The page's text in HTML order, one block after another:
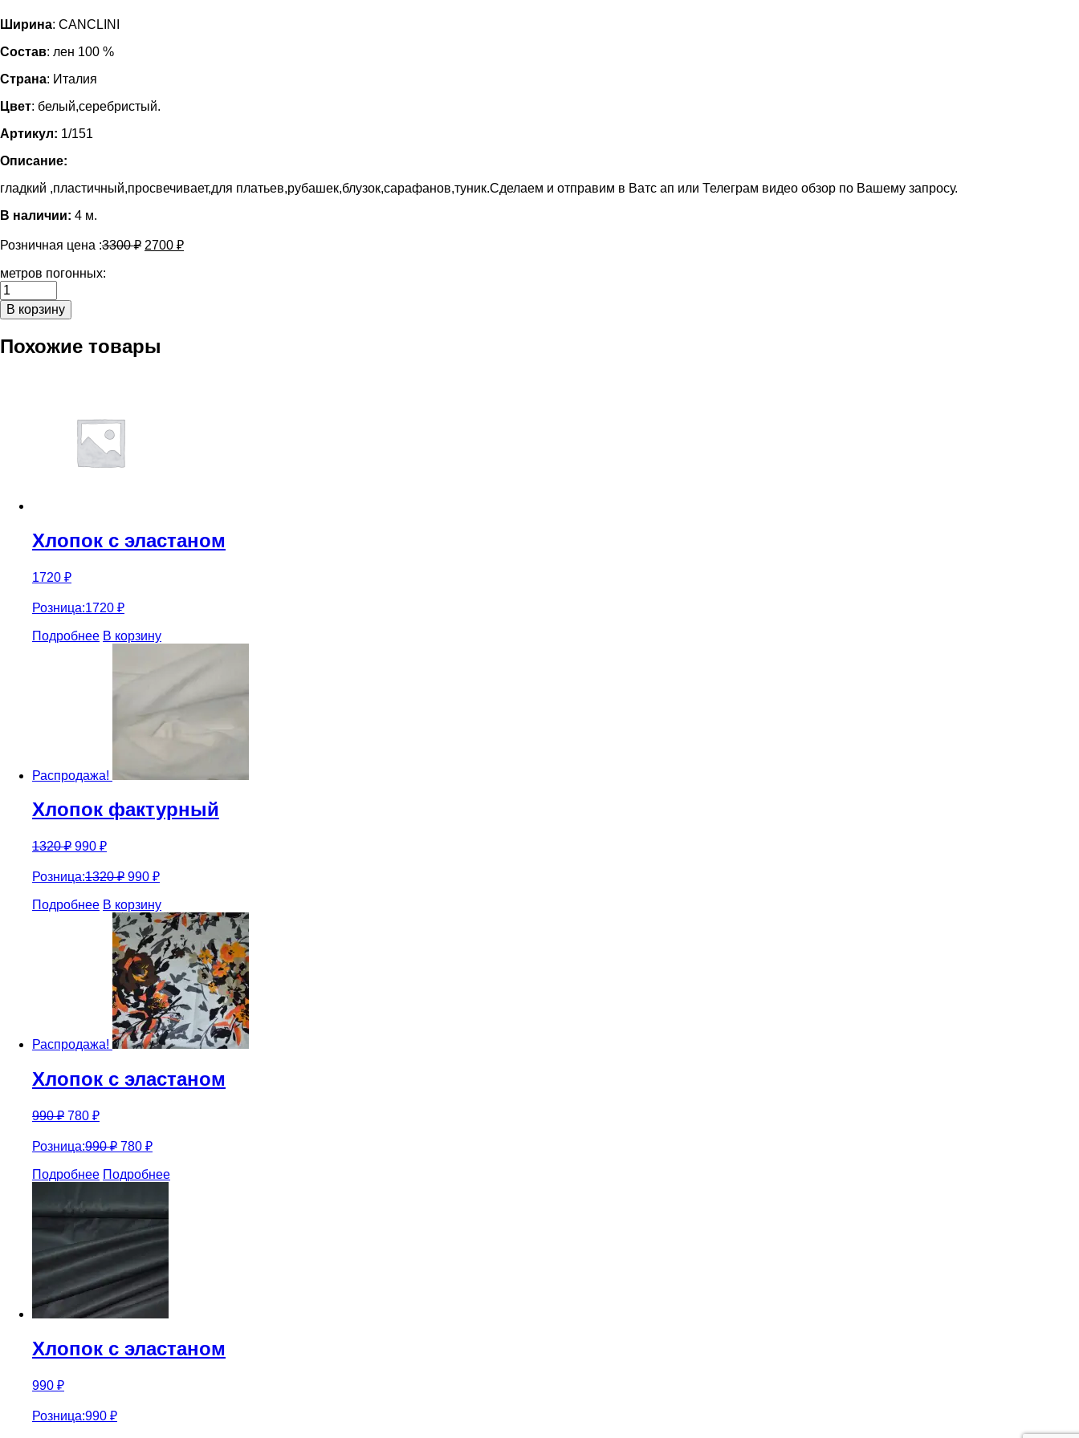
Ширина: CANCLINI
Состав: лен 100 %
Страна: Италия
Цвет: белый,серебристый.
Артикул: 1/151
Описание:
гладкий ,пластичный,просвечивает,для платьев,рубашек,блузок,сарафанов,туник.Сделаем и отправим в Ватс ап или Телеграм видео обзор по Вашему запросу.
В наличии: 4 м.
Розничная цена :3300₽ 2700 ₽
метров погонных:
Количество
Плательно-
блузочный
с
В корзину
Похожие товары
Хлопок с эластаном
1720 ₽
Розница:1720 ₽
Подробнее В корзину
Распродажа!
Хлопок фактурный
1320₽ 990 ₽
Розница:1320₽ 990 ₽
Подробнее В корзину
Распродажа!
Хлопок с эластаном
990₽ 780 ₽
Розница:990₽ 780 ₽
Подробнее Подробнее
Хлопок с эластаном
990 ₽
Розница:990 ₽